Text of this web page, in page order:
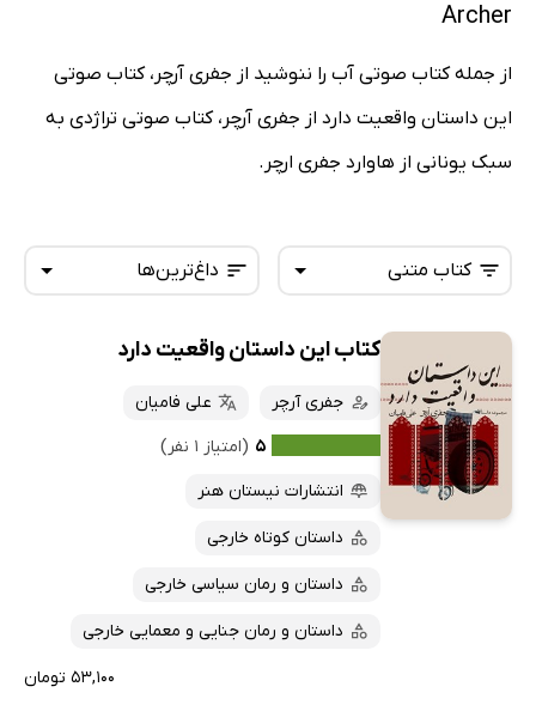
Archer
از جمله کتاب صوتی آب را ننوشید از جفری آرچر، کتاب صوتی
این داستان واقعیت دارد از جفری آرچر، کتاب صوتی تراژدی به
سبک یونانی از هاوارد جفری ارچر.
داغ‌ترین‌ها
تازه‌ها
داغ‌ترین‌ها
پرفروش‌ها
پربحث‌ها
ارزان ترین‌ها
کتاب متنی
همه کتاب‌ها
کتاب‌های صوتی
کتاب‌های متنی
کتاب این داستان واقعیت دارد
جفری آرچر
علی فامیان
۵ (امتیاز ۱ نفر)
انتشارات نیستان هنر
داستان کوتاه خارجی
داستان و رمان سیاسی خارجی
داستان و رمان جنایی و معمایی خارجی
۵۳,۱۰۰ تومان